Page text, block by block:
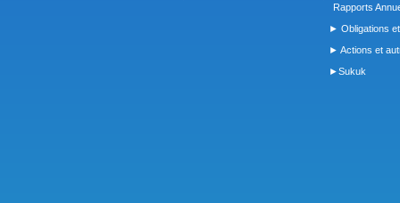
Rapports
► Obligations
► Actions et
►Sukuk